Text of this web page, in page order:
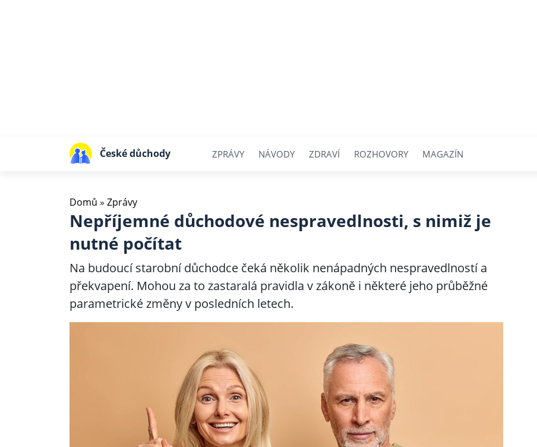
České důchody ZPRÁVY NÁVODY ZDRAVÍ ROZHOVORY MAGAZÍN
Domů » Zprávy
Nepříjemné důchodové nespravedlnosti, s nimiž je
nutné počítat
Na budoucí starobní důchodce čeká několik nenápadných nespravedlností a
překvapení. Mohou za to zastaralá pravidla v zákoně i některé jeho průběžné
parametrické změny v posledních letech.